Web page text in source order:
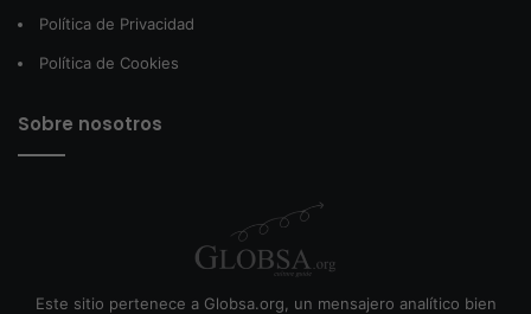
Política de Privacidad
Política de Cookies
Sobre nosotros
Este sitio pertenece a Globsa.org, un mensajero analítico bien